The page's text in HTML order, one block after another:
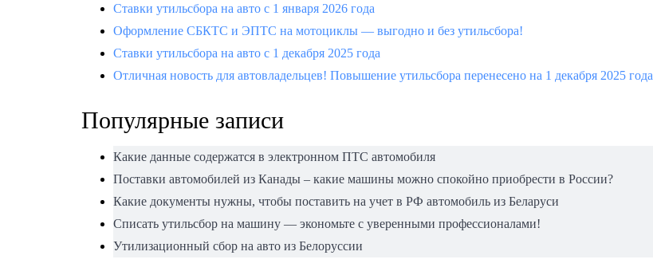
Ставки утильсбора на авто с 1 января 2026 года
Оформление СБКТС и ЭПТС на мотоциклы — выгодно и без утильсбора!
Ставки утильсбора на авто с 1 декабря 2025 года
Отличная новость для автовладельцев! Повышение утильсбора перенесено на 1 декабря 2025 года
Популярные записи
Какие данные содержатся в электронном ПТС автомобиля
Поставки автомобилей из Канады – какие машины можно спокойно приобрести в России?
Какие документы нужны, чтобы поставить на учет в РФ автомобиль из Беларуси
Списать утильсбор на машину — экономьте с уверенными профессионалами!
Утилизационный сбор на авто из Белоруссии